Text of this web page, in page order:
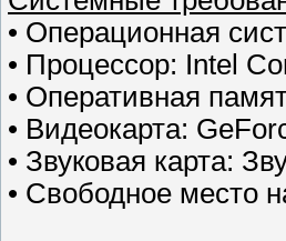
• Операционная
• Процессор: Intel
• Оперативная
• Видеокарта:
• Звуковая карта:
• Свободное место